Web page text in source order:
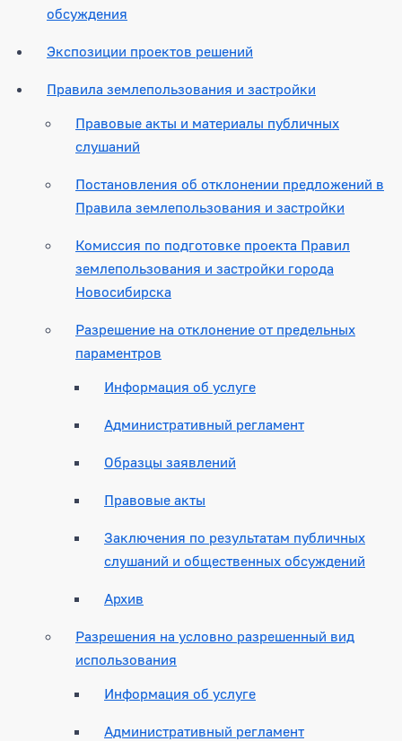
обсуждения
Экспозиции проектов решений
Правила землепользования и застройки
Правовые акты и материалы публичных
слушаний
Постановления об отклонении предложений в
Правила землепользования и застройки
Комиссия по подготовке проекта Правил
землепользования и застройки города
Новосибирска
Разрешение на отклонение от предельных
параментров
Информация об услуге
Административный регламент
Образцы заявлений
Правовые акты
Заключения по результатам публичных
слушаний и общественных обсуждений
Архив
Разрешения на условно разрешенный вид
использования
Информация об услуге
Административный регламент